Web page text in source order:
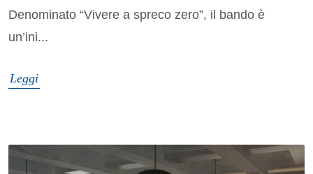
Denominato “Vivere a spreco zero”, il bando è
un’ini...
Leggi